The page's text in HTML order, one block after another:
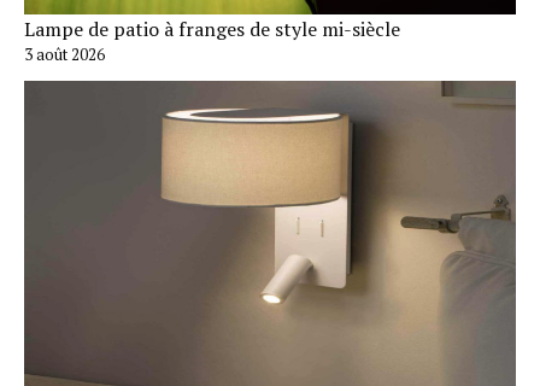
Lampe de patio à franges de style mi-siècle
3 août 2026